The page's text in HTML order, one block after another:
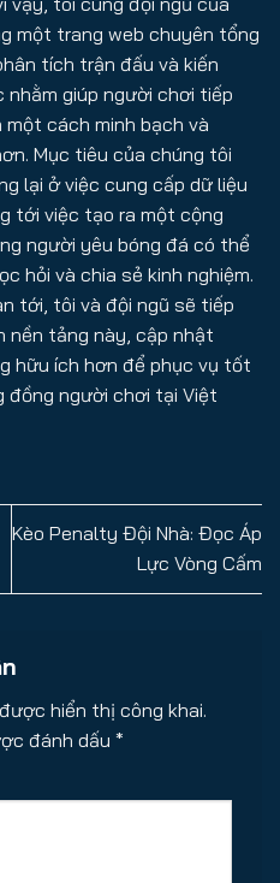
một trang web chuyên tổng
tích trận đấu và kiến
giúp người chơi tiếp
cách minh bạch và
Mục tiêu của chúng tôi
lại ở việc cung cấp dữ liệu
tới việc tạo ra một cộng
người yêu bóng đá có thể
hỏi và chia sẻ kinh nghiệm.
tới, tôi và đội ngũ sẽ tiếp
nền tảng này, cập nhật
hữu ích hơn để phục vụ tốt
đồng người chơi tại Việt
Kèo Penalty Đội Nhà: Đọc Áp
Lực Vòng Cấm
hiển thị công khai.
đánh dấu *